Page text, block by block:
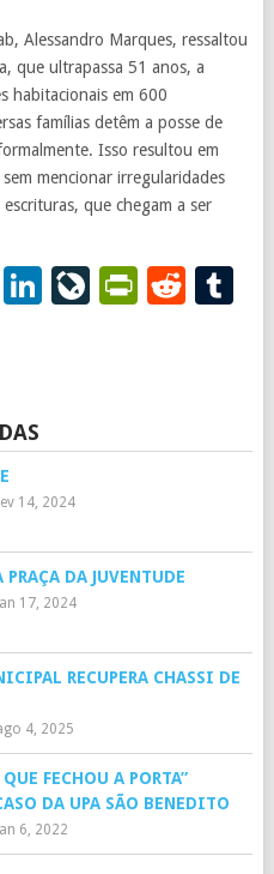
Alessandro Marques, ressaltou
que ultrapassa 51 anos, a
habitacionais em 600
famílias detêm a posse de
Isso resultou em
mencionar irregularidades
que chegam a ser
LinkedIn
14, 2024
DA JUVENTUDE
17, 2024
RECUPERA CHASSI DE
4, 2025
FECHOU A PORTA”
DA UPA SÃO BENEDITO
6, 2022